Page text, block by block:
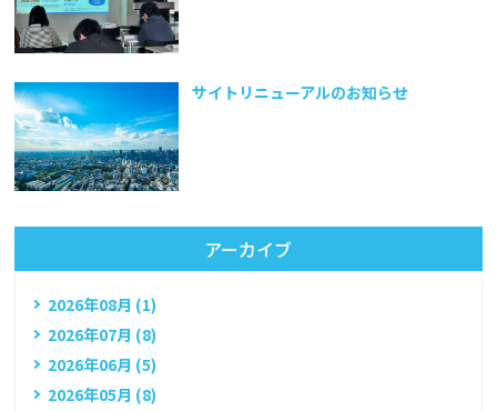
サイトリニューアルのお知らせ
アーカイブ
2026年08月 (1)
2026年07月 (8)
2026年06月 (5)
2026年05月 (8)